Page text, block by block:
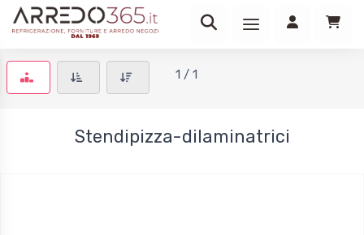
1 / 1
Stendipizza-dilaminatrici